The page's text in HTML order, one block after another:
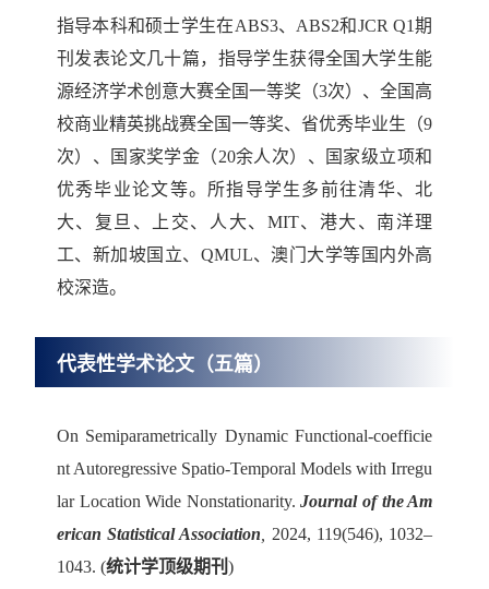
指导本科和硕士学生在ABS3、ABS2和JCR Q1期
刊发表论文几十篇， 指导学生获得全国大学生能
源经济学术创意大赛全国一等奖 （3次） 、全国高
校商业精英挑战赛全国一等奖、省优秀毕业生（9
次）、国家奖学金（20余人次）、国家级立项和
优秀毕业论文等。所指导学生多前往清华、北
大、复旦、上交、人大、MIT、港大、南洋理
工、新加坡国立、QMUL、澳门大学等国内外高
校深造。
代表性学术论文（五篇）
On Semiparametrically Dynamic Functional-coefficie
nt Autoregressive Spatio-Temporal Models with Irregu
lar Location Wide Nonstationarity.Journal of the Am
erican Statistical Association
2024, 119(546), 1032–
1043. (统计学顶级期刊 )